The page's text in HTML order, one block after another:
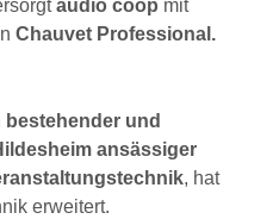
audio coop mit
Chauvet Professional.
und
ansässiger
, hat
erweitert.